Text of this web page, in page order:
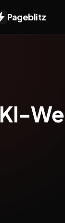
Pageblitz
KI-